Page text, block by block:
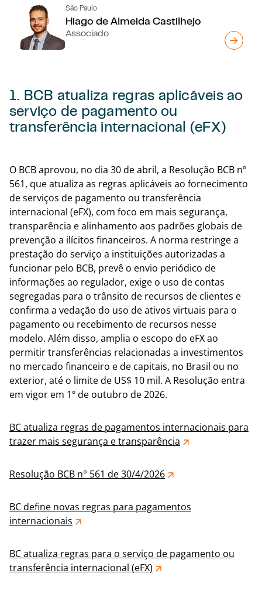
São Paulo
Hiago de Almeida Castilhejo
Associado
1. BCB atualiza regras aplicáveis ao
serviço de pagamento ou
transferência internacional (eFX)
O BCB aprovou, no dia 30 de abril, a Resolução BCB nº
561, que atualiza as regras aplicáveis ao fornecimento
de serviços de pagamento ou transferência
internacional (eFX), com foco em mais segurança,
transparência e alinhamento aos padrões globais de
prevenção a ilícitos financeiros. A norma restringe a
prestação do serviço a instituições autorizadas a
funcionar pelo BCB, prevê o envio periódico de
informações ao regulador, exige o uso de contas
segregadas para o trânsito de recursos de clientes e
confirma a vedação do uso de ativos virtuais para o
pagamento ou recebimento de recursos nesse
modelo. Além disso, amplia o escopo do eFX ao
permitir transferências relacionadas a investimentos
no mercado financeiro e de capitais, no Brasil ou no
exterior, até o limite de US$ 10 mil. A Resolução entra
em vigor em 1º de outubro de 2026.
BC atualiza regras de pagamentos internacionais para
trazer mais segurança e transparência
Resolução BCB n° 561 de 30/4/2026
BC define novas regras para pagamentos
internacionais
BC atualiza regras para o serviço de pagamento ou
transferência internacional (eFX)